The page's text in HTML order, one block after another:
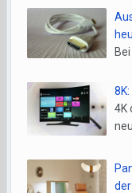
4K